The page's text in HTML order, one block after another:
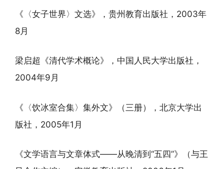
《〈女子世界〉文选》，贵州教育出版社，2003年
8月
梁启超《清代学术概论》，中国人民大学出版社，
2004年9月
《〈饮冰室合集〉集外文》（三册），北京大学出
版社，2005年1月
《文学语言与文章体式——从晚清到“五四”》（与王